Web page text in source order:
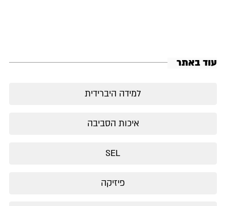
עוד באתר
למידה היברידית
איכות הסביבה
SEL
פיזיקה